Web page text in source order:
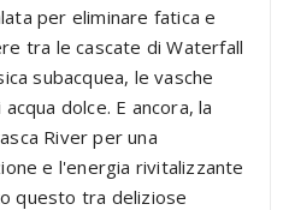
per eliminare fatica e
tra le cascate di Waterfall
subacquea, le vasche
dolce. E ancora, la
River per una
e l'energia rivitalizzante
questo tra deliziose